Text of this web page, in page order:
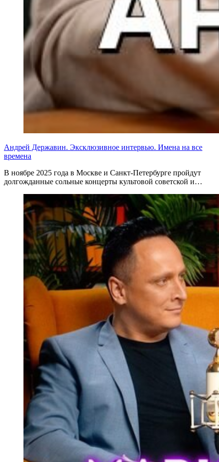
Андрей Державин. Эксклюзивное интервью. Имена на все
времена
В ноябре 2025 года в Москве и Санкт-Петербурге пройдут
долгожданные сольные концерты культовой советской и…